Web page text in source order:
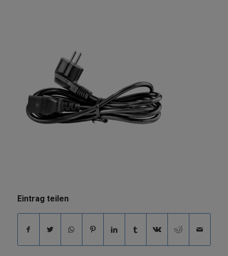
Eintrag teilen